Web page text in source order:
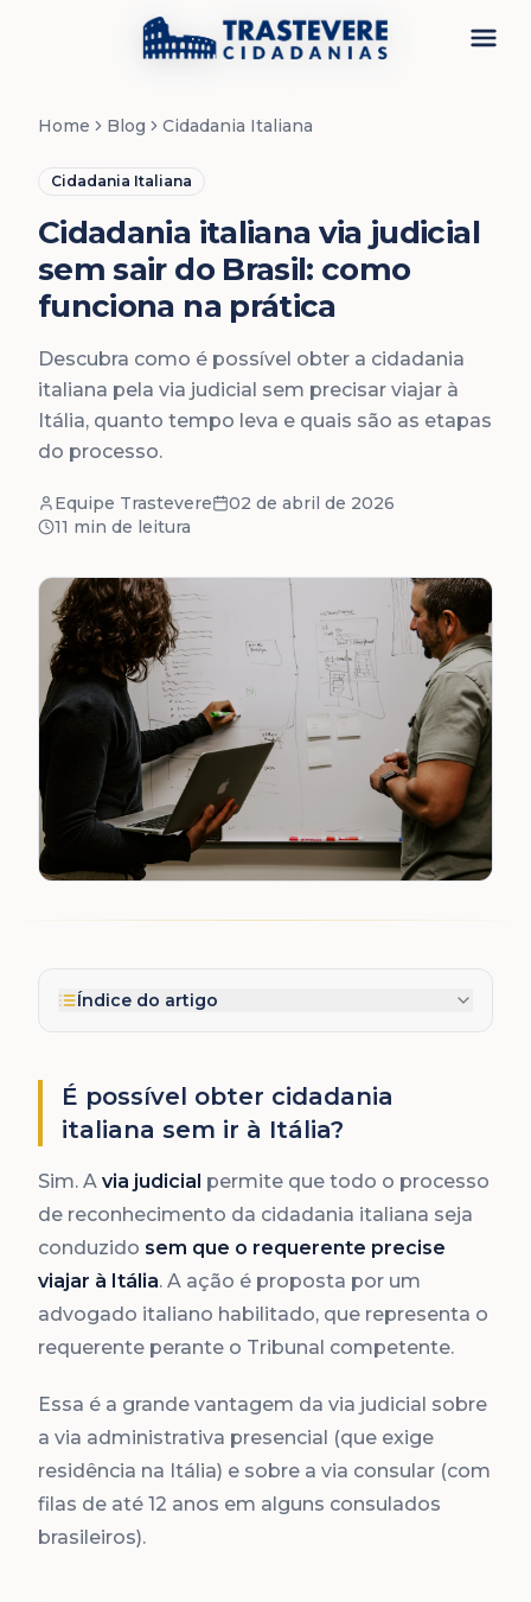
Menu
Home Blog Cidadania Italiana
Cidadania Italiana
Cidadania italiana via judicial
sem sair do Brasil: como
funciona na prática
Descubra como é possível obter a cidadania
italiana pela via judicial sem precisar viajar à
Itália, quanto tempo leva e quais são as etapas
do processo.
Equipe Trastevere
02 de abril de 2026
11 min de leitura
Índice do artigo
É possível obter cidadania
italiana sem ir à Itália?
Sim. A via judicial permite que todo o processo
de reconhecimento da cidadania italiana seja
conduzido sem que o requerente precise
viajar à Itália. A ação é proposta por um
advogado italiano habilitado, que representa o
requerente perante o Tribunal competente.
Essa é a grande vantagem da via judicial sobre
a via administrativa presencial (que exige
residência na Itália) e sobre a via consular (com
filas de até 12 anos em alguns consulados
brasileiros).